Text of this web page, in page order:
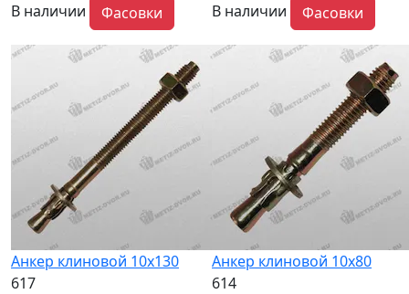
В наличии
Фасовки
В наличии
Фасовки
Анкер клиновой 10х130
617
Анкер клиновой 10х80
614